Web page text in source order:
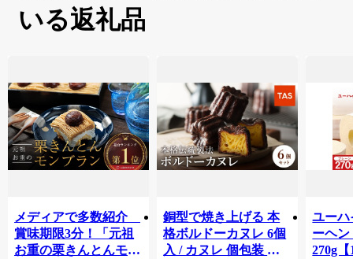
いる返礼品
メディアで多数紹介
賞味期限3分！「元祖
お重の栗きんとんモン
銅型で焼き上げる 本
格ボルドーカヌレ 6個
入 / カヌレ 個包装 外
ユーハ
ーヘ
270g【